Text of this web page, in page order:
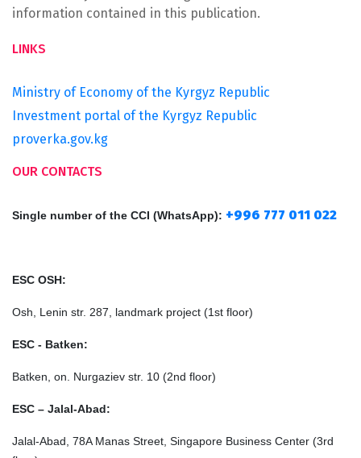
information contained in this publication.
LINKS
Ministry of Economy of the Kyrgyz Republic
Investment portal of the Kyrgyz Republic
proverka.gov.kg
OUR CONTACTS
Single number of the CCI (WhatsApp): +996 777 011 022
ESC OSH:
Osh, Lenin str. 287, landmark project (1st floor)
ESC - Batken:
Batken, on. Nurgaziev str. 10 (2nd floor)
ESC – Jalal-Abad:
Jalal-Abad, 78A Manas Street, Singapore Business Center (3rd